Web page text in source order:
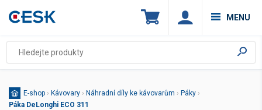
MENU
E-shop › Kávovary › Náhradní díly ke kávovarům › Páky ›
Páka DeLonghi ECO 311